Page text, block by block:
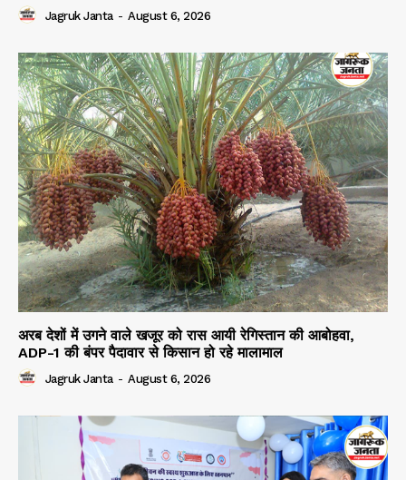
Jagruk Janta - August 6, 2026
अरब देशों में उगने वाले खजूर को रास आयी रेगिस्तान की आबोहवा,
ADP-1 की बंपर पैदावार से किसान हो रहे मालामाल
Jagruk Janta - August 6, 2026